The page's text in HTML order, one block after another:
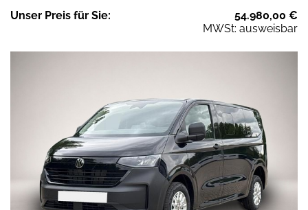
Unser Preis für Sie: 54.980,00 €
MWSt: ausweisbar